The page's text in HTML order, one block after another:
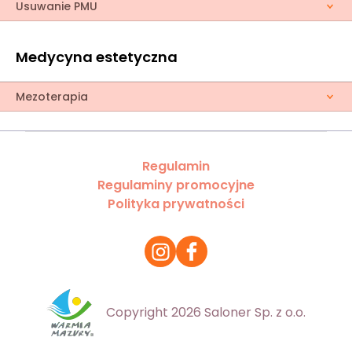
Usuwanie PMU
Medycyna estetyczna
Mezoterapia
Regulamin
Regulaminy promocyjne
Polityka prywatności
Copyright 2026 Saloner Sp. z o.o.